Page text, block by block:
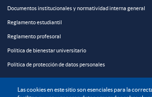
Las cookies en este sitio son esenciales para la
Documentos institucionales y normatividad interna general
Reglamento estudiantil
Reglamento profesoral
Política de bienestar universitario
Política de protección de datos personales
EXPLORA